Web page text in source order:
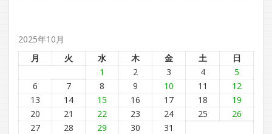
2025年10月
月
火 水 木 金 土
日
1
2 3 4
5
6
7 8 9 10 11
12
13
14 15 16 17 18
19
20
21 22 23 24 25
26
27
28 29 30 31